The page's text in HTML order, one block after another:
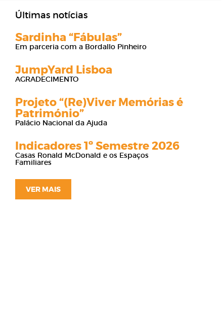
Últimas notícias
Sardinha “Fábulas”
Em parceria com a Bordallo Pinheiro
JumpYard Lisboa
AGRADECIMENTO
Projeto “(Re)Viver Memórias é
Património”
Palácio Nacional da Ajuda
Indicadores 1º Semestre 2026
Casas Ronald McDonald e os Espaços
Familiares
VER MAIS